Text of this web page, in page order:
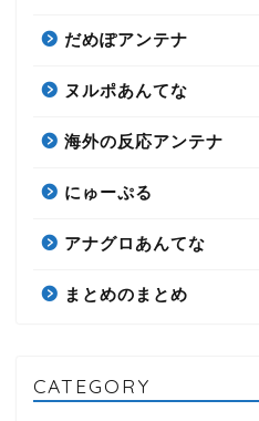
だめぽアンテナ
ヌルポあんてな
海外の反応アンテナ
にゅーぷる
アナグロあんてな
まとめのまとめ
CATEGORY